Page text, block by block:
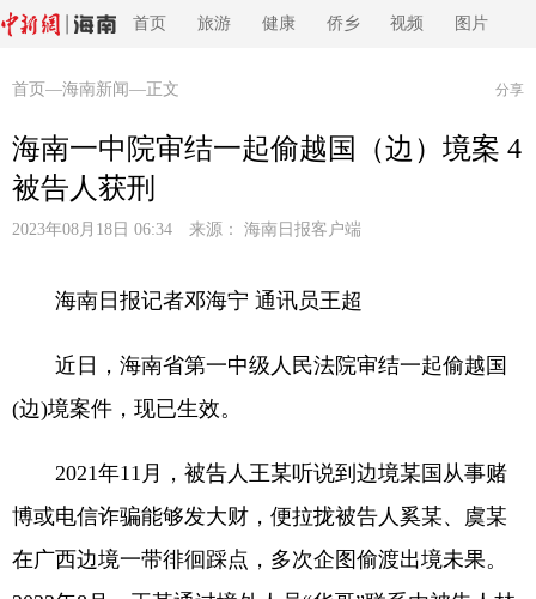
首页 旅游 健康 侨乡 视频 图片
首页 —海南新闻—正文 分享
海南一中院审结一起偷越国（边）境案 4
被告人获刑
2023年08月18日 06:34 来源： 海南日报客户端
海南日报记者邓海宁 通讯员王超
近日，海南省第一中级人民法院审结一起偷越国
(边)境案件，现已生效。
2021年11月，被告人王某听说到边境某国从事赌
博或电信诈骗能够发大财，便拉拢被告人奚某、虞某
在广西边境一带徘徊踩点，多次企图偷渡出境未果。